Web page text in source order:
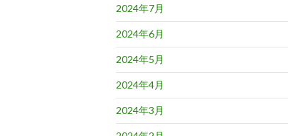
2024年7月
2024年6月
2024年5月
2024年4月
2024年3月